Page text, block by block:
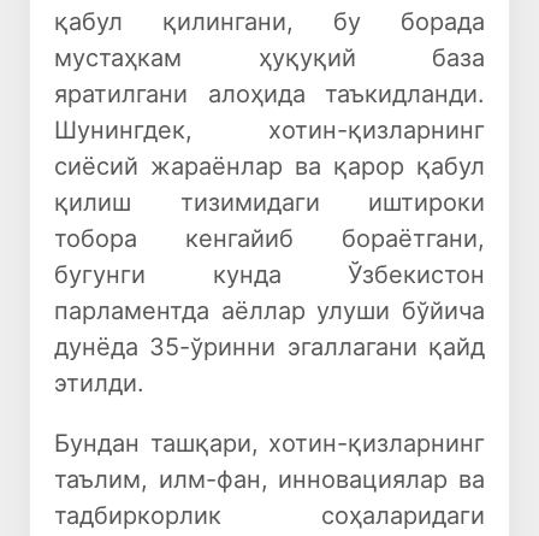
қабул қилингани, бу борада
мустаҳкам ҳуқуқий база
яратилгани алоҳида таъкидланди.
Шунингдек, хотин-қизларнинг
сиёсий жараёнлар ва қарор қабул
қилиш тизимидаги иштироки
тобора кенгайиб бораётгани,
бугунги кунда Ўзбекистон
парламентда аёллар улуши бўйича
дунёда 35-ўринни эгаллагани қайд
этилди.
Бундан ташқари, хотин-қизларнинг
таълим, илм-фан, инновациялар ва
тадбиркорлик соҳаларидаги